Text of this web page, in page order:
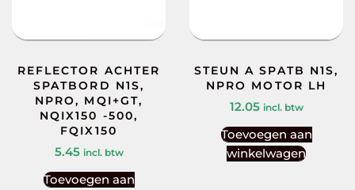
REFLECTOR ACHTER
SPATBORD N1S,
NPRO, MQI+GT,
NQIX150 -500,
FQIX150
5.45 incl. btw
Toevoegen aan
STEUN A SPATB N1S,
NPRO MOTOR LH
12.05 incl. btw
Toevoegen aan
winkelwagen